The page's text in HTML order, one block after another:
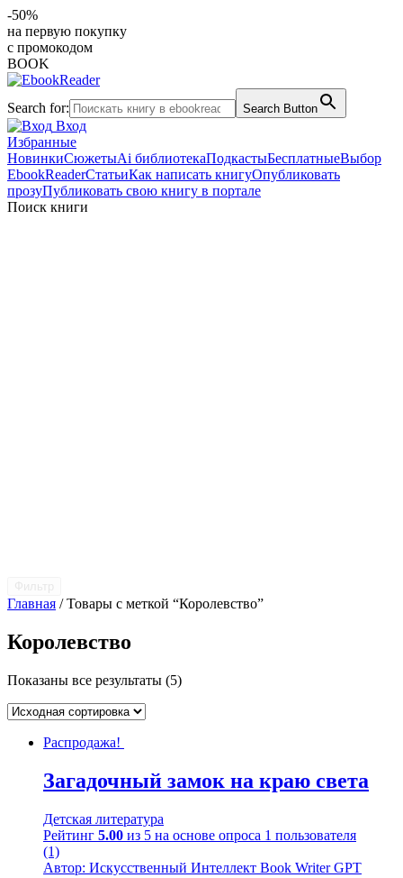
-50%
на первую покупку
с промокодом
BOOK
Search for: Search Button
Вход
Избранные
НовинкиСюжетыAi библиотекаПодкастыБесплатныеВыбор
EbookReaderСтатьиКак написать книгуОпубликовать
прозуПубликовать свою книгу в портале
Поиск книги
Главная / Товары с меткой “Королевство”
Королевство
Показаны все результаты (5)
Распродажа!
Загадочный замок на краю света
Детская литература
Рейтинг 5.00 из 5 на основе опроса 1 пользователя
(1)
Автор: Искусственный Интеллект Book Writer GPT